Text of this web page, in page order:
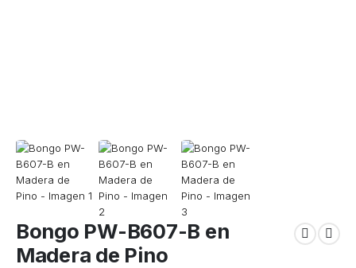
Bongo PW-B607-B en
Madera de Pino